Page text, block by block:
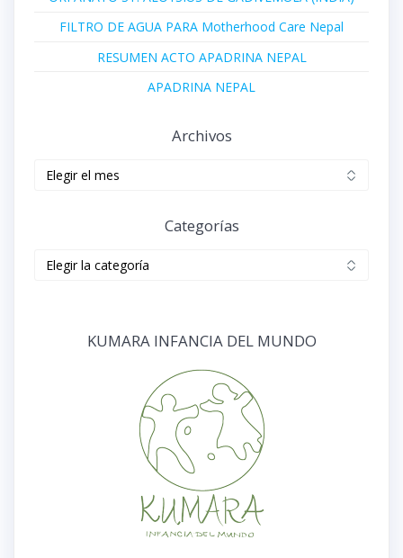
FILTRO DE AGUA PARA Motherhood Care Nepal
RESUMEN ACTO APADRINA NEPAL
APADRINA NEPAL
Archivos
Categorías
KUMARA INFANCIA DEL MUNDO